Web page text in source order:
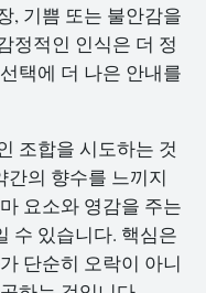
, 기쁨 또는 불안감을
정적인 인식은 더 정
택에 더 나은 안내를
조합을 시도하는 것
간의 향수를 느끼지
요소와 영감을 주는
수 있습니다. 핵심은
단순히 오락이 아니